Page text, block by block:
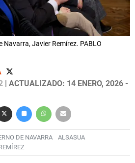
Navarra, Javier Remírez. PABLO
| ACTUALIZADO: 14 ENERO, 2026 -
DE NAVARRA
ALSASUA